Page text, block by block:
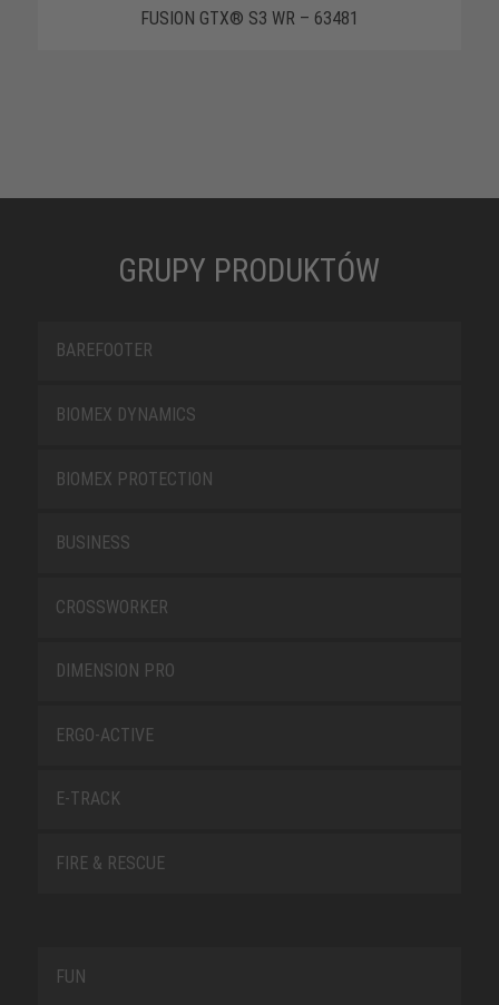
FUSION GTX® S3 WR – 63481
GRUPY PRODUKTÓW
BAREFOOTER
BIOMEX DYNAMICS
BIOMEX PROTECTION
BUSINESS
CROSSWORKER
DIMENSION PRO
ERGO-ACTIVE
E-TRACK
FIRE & RESCUE
FUN